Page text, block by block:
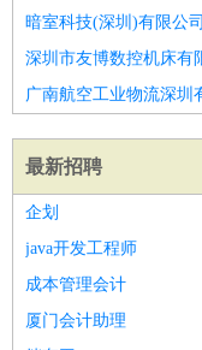
最新招聘
企划
java开发工程师
成本管理会计
厦门会计助理